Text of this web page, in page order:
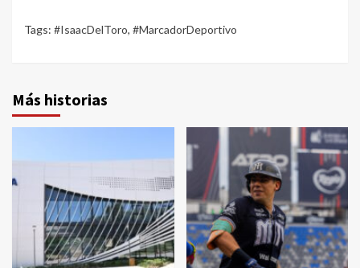
Tags: #IsaacDelToro, #MarcadorDeportivo
Más historias